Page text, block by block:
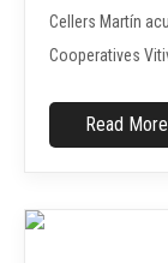
Cellers Martín
Cooperatives
Read More